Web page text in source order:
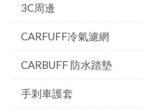
3C周邊
CARFUFF冷氣濾網
CARBUFF 防水踏墊
手剎車護套